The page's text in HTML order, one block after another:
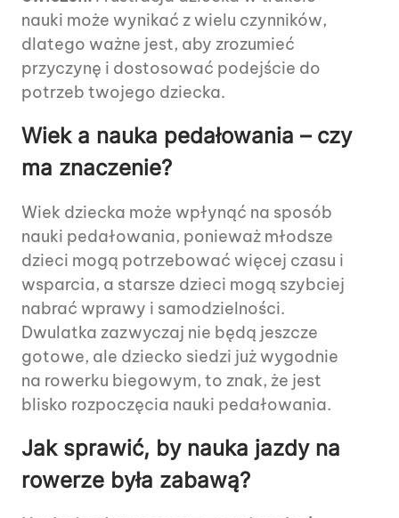
nauki może wynikać z wielu czynników,
dlatego ważne jest, aby zrozumieć
przyczynę i dostosować podejście do
potrzeb twojego dziecka.
Wiek a nauka pedałowania – czy
ma znaczenie?
Wiek dziecka może wpłynąć na sposób
nauki pedałowania, ponieważ młodsze
dzieci mogą potrzebować więcej czasu i
wsparcia, a starsze dzieci mogą szybciej
nabrać wprawy i samodzielności.
Dwulatka zazwyczaj nie będą jeszcze
gotowe, ale dziecko siedzi już wygodnie
na rowerku biegowym, to znak, że jest
blisko rozpoczęcia nauki pedałowania.
Jak sprawić, by nauka jazdy na
rowerze była zabawą?